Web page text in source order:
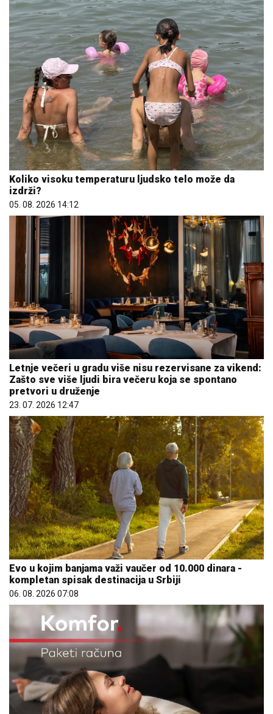
Koliko visoku temperaturu ljudsko telo može da
izdrži?
05. 08. 2026 14:12
Letnje večeri u gradu više nisu rezervisane za vikend:
Zašto sve više ljudi bira večeru koja se spontano
pretvori u druženje
23. 07. 2026 12:47
Evo u kojim banjama važi vaučer od 10.000 dinara -
kompletan spisak destinacija u Srbiji
06. 08. 2026 07:08